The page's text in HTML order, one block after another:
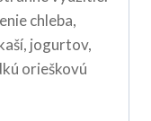
chleba,
jogurtov,
orieškovú